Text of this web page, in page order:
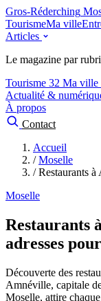
Gros-Réderching
TourismeMa ville
Articles
Le magazine par
Tourisme 32 Ma ville
Actualité &
À propos
Contact
Accueil
/ Moselle
/ Restaurants
Moselle
Restaurants
adresses
Découverte des
Amnéville, capitale
Moselle, attire